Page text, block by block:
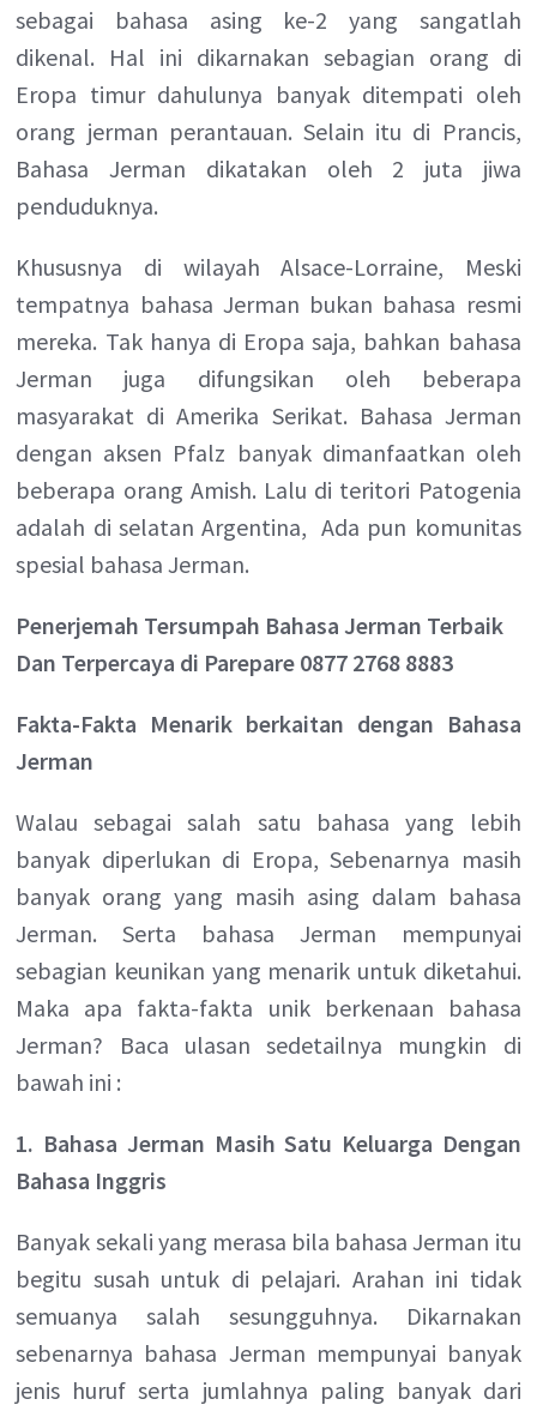
sebagai bahasa asing ke-2 yang sangatlah
dikenal. Hal ini dikarnakan sebagian orang di
Eropa timur dahulunya banyak ditempati oleh
orang jerman perantauan. Selain itu di Prancis,
Bahasa Jerman dikatakan oleh 2 juta jiwa
penduduknya.
Khususnya di wilayah Alsace-Lorraine, Meski
tempatnya bahasa Jerman bukan bahasa resmi
mereka. Tak hanya di Eropa saja, bahkan bahasa
Jerman juga difungsikan oleh beberapa
masyarakat di Amerika Serikat. Bahasa Jerman
dengan aksen Pfalz banyak dimanfaatkan oleh
beberapa orang Amish. Lalu di teritori Patogenia
adalah di selatan Argentina, Ada pun komunitas
spesial bahasa Jerman.
Penerjemah Tersumpah Bahasa Jerman Terbaik
Dan Terpercaya di Parepare 0877 2768 8883
Fakta-Fakta Menarik berkaitan dengan Bahasa
Jerman
Walau sebagai salah satu bahasa yang lebih
banyak diperlukan di Eropa, Sebenarnya masih
banyak orang yang masih asing dalam bahasa
Jerman. Serta bahasa Jerman mempunyai
sebagian keunikan yang menarik untuk diketahui.
Maka apa fakta-fakta unik berkenaan bahasa
Jerman? Baca ulasan sedetailnya mungkin di
bawah ini :
1. Bahasa Jerman Masih Satu Keluarga Dengan
Bahasa Inggris
Banyak sekali yang merasa bila bahasa Jerman itu
begitu susah untuk di pelajari. Arahan ini tidak
semuanya salah sesungguhnya. Dikarnakan
sebenarnya bahasa Jerman mempunyai banyak
jenis huruf serta jumlahnya paling banyak dari